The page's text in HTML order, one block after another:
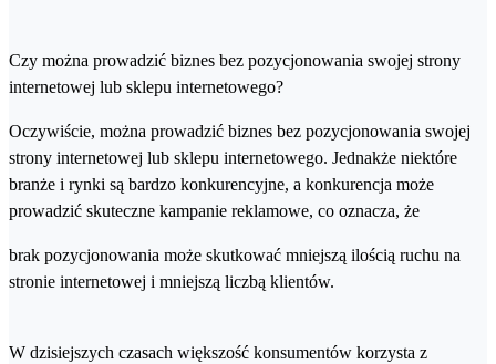
Czy można prowadzić biznes bez pozycjonowania swojej strony
internetowej lub sklepu internetowego?
Oczywiście, można prowadzić biznes bez pozycjonowania swojej
strony internetowej lub sklepu internetowego. Jednakże niektóre
branże i rynki są bardzo konkurencyjne, a konkurencja może
prowadzić skuteczne kampanie reklamowe, co oznacza, że
brak pozycjonowania może skutkować mniejszą ilością ruchu na
stronie internetowej i mniejszą liczbą klientów.
W dzisiejszych czasach większość konsumentów korzysta z